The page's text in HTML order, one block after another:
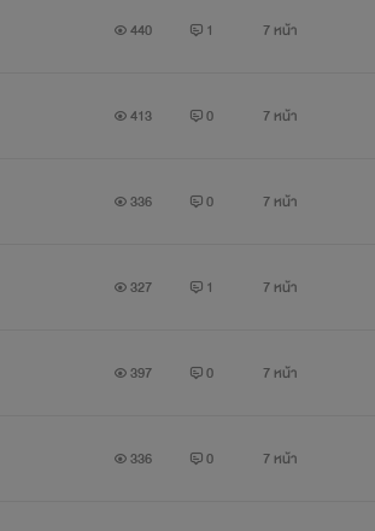
440 1 7 หน้า
413 0 7 หน้า
336 0 7 หน้า
327 1 7 หน้า
397 0 7 หน้า
336 0 7 หน้า